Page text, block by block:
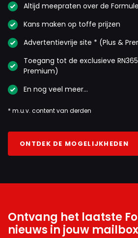
Altijd meepraten over de Formule
Kans maken op toffe prijzen
Advertentievrije site * (Plus &
Toegang tot de exclusieve
Premium)
En nog veel meer…
* m.u.v. content van derden
ONTDEK DE MOGELIJKHEDEN
Ontvang het laatste
nieuws in jouw